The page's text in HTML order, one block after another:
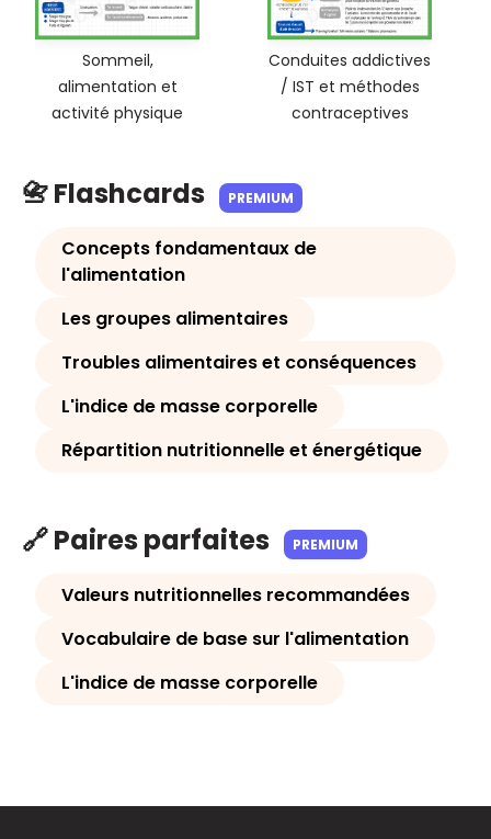
Sommeil,
alimentation et
activité physique
Conduites addictives
/ IST et méthodes
contraceptives
📇 Flashcards PREMIUM
Concepts fondamentaux de
l'alimentation
Les groupes alimentaires
Troubles alimentaires et conséquences
L'indice de masse corporelle
Répartition nutritionnelle et énergétique
🔗 Paires parfaites PREMIUM
Valeurs nutritionnelles recommandées
Vocabulaire de base sur l'alimentation
L'indice de masse corporelle